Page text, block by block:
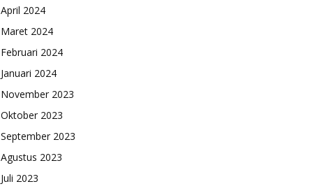
April 2024
Maret 2024
Februari 2024
Januari 2024
November 2023
Oktober 2023
September 2023
Agustus 2023
Juli 2023